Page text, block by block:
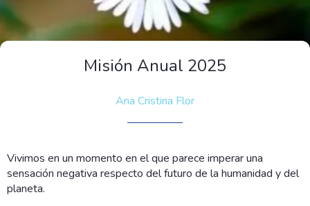
Misión Anual 2025
Ana Cristina Flor
Vivimos en un momento en el que parece imperar una
sensación negativa respecto del futuro de la humanidad y del
planeta.